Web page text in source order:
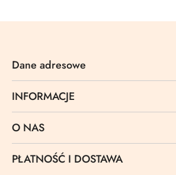
Dane adresowe
INFORMACJE
O NAS
PŁATNOŚĆ I DOSTAWA